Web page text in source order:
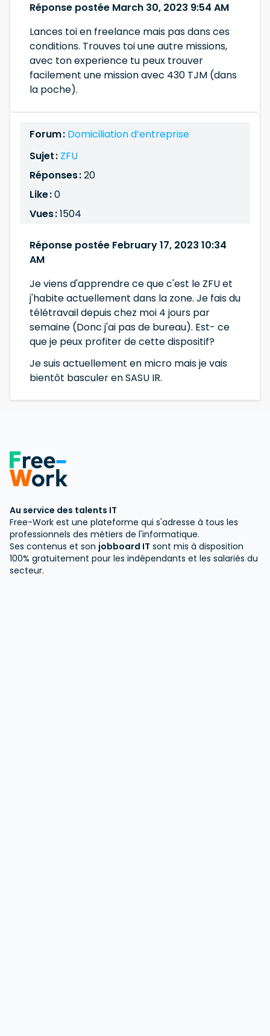
Réponse postée March 30, 2023 9:54 AM
Lances toi en freelance mais pas dans ces
conditions. Trouves toi une autre missions,
avec ton experience tu peux trouver
facilement une mission avec 430 TJM (dans
la poche).
Forum : Domiciliation d’entreprise
Sujet : ZFU
Réponses :20
Like :0
Vues :1504
Réponse postée February 17, 2023 10:34
AM
Je viens d'apprendre ce que c'est le ZFU et
j'habite actuellement dans la zone. Je fais du
télétravail depuis chez moi 4 jours par
semaine (Donc j'ai pas de bureau). Est- ce
que je peux profiter de cette dispositif?
Je suis actuellement en micro mais je vais
bientôt basculer en SASU IR.
Au service des talents IT
Free-Work est une plateforme qui s'adresse à tous les
professionnels des métiers de l'informatique.
Ses contenus et son jobboard IT sont mis à disposition
100% gratuitement pour les indépendants et les salariés du
secteur.